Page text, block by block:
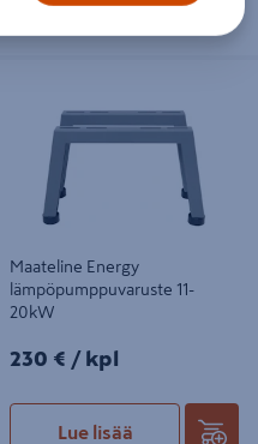
Maateline Energy
lämpöpumppuvaruste 11-
20kW
230€/kpl
230 € / kpl
Lue lisää